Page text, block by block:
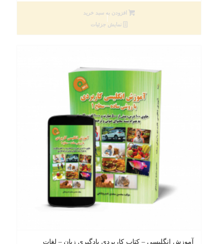
افزودن به سبد خرید
نمایش جزئیات
آموزش انگلیسی – کتاب کاربردی یادگیری زبان – لغات